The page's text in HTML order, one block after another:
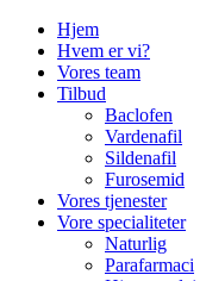
Hjem
Hvem er vi?
Vores team
Tilbud
Baclofen
Vardenafil
Sildenafil
Furosemid
Vores tjenester
Vore specialiteter
Naturlig
Parafarmaci